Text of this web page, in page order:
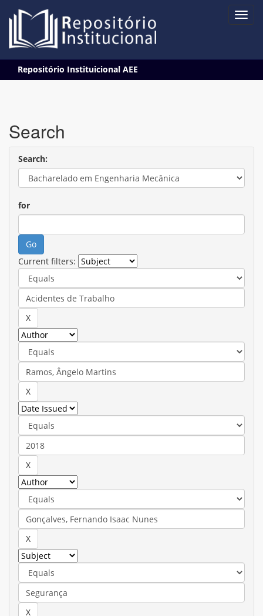
navigation
Repositório Instituicional AEE
Search
Search:
for
Current filters: